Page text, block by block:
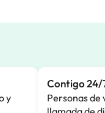
y
Contigo 24/
Personas de